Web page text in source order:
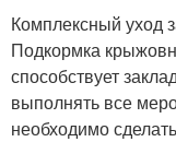
Комплексный уход
Подкормка
способствует
выполнять все
необходимо